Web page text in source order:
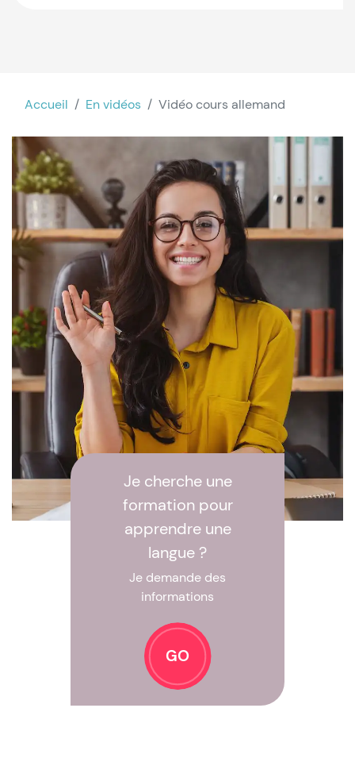
Accueil En vidéos Vidéo cours allemand
Je cherche une
formation pour
apprendre une
langue ?
Je demande des
informations
GO